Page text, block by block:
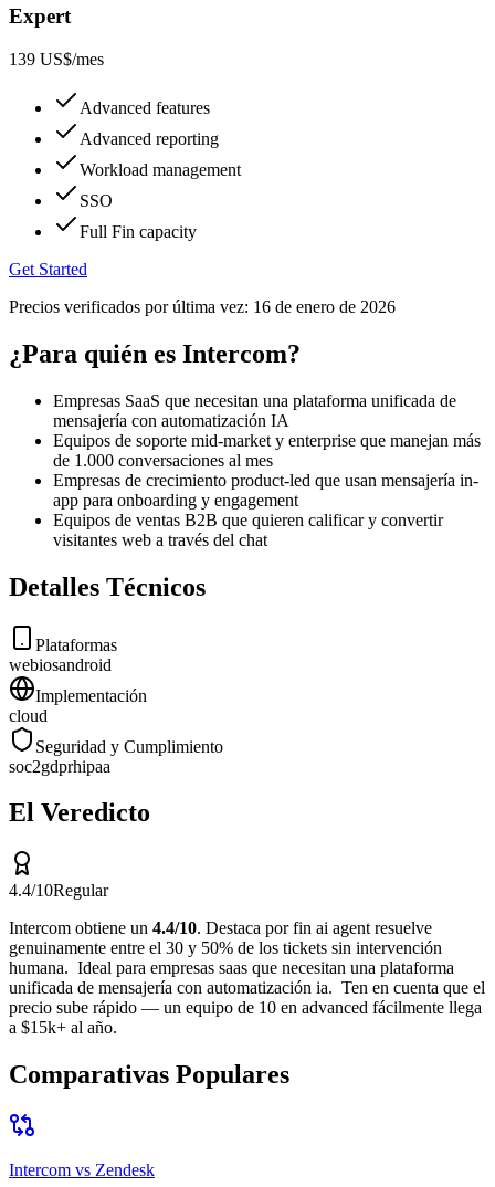
Expert
139 US$/mes
Advanced features
Advanced reporting
Workload management
SSO
Full Fin capacity
Get Started
Precios verificados por última vez: 16 de enero de 2026
¿Para quién es Intercom?
Empresas SaaS que necesitan una plataforma unificada de
mensajería con automatización IA
Equipos de soporte mid-market y enterprise que manejan más
de 1.000 conversaciones al mes
Empresas de crecimiento product-led que usan mensajería in-
app para onboarding y engagement
Equipos de ventas B2B que quieren calificar y convertir
visitantes web a través del chat
Detalles Técnicos
Plataformas
webiosandroid
Implementación
cloud
Seguridad y Cumplimiento
soc2gdprhipaa
El Veredicto
4.4/10Regular
Intercom obtiene un 4.4/10. Destaca porfin ai agent resuelve
genuinamente entre el 30 y 50% de los tickets sin intervención
humana. Ideal para empresas saas que necesitan una plataforma
unificada de mensajería con automatización ia. Ten en cuenta que el
precio sube rápido — un equipo de 10 en advanced fácilmente llega
a $15k+ al año.
Comparativas Populares
Intercom vs Zendesk